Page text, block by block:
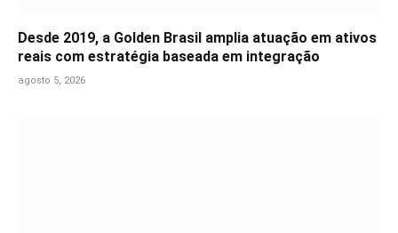
Desde 2019, a Golden Brasil amplia atuação em ativos
reais com estratégia baseada em integração
agosto 5, 2026